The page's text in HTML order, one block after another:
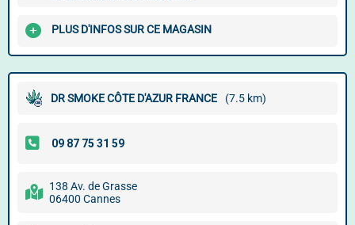
PLUS D'INFOS SUR CE MAGASIN
DR SMOKE CÔTE D'AZUR FRANCE (7.5 km)
138 Av. de Grasse
06400 Cannes